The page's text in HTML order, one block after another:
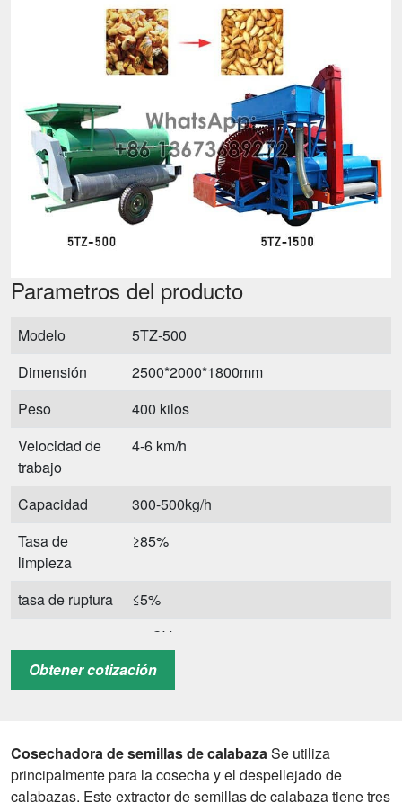
Parametros del producto
Modelo
5TZ-500
Dimensión
2500*2000*1800mm
Peso
400 kilos
Velocidad de
trabajo
4-6 km/h
Capacidad
300-500kg/h
Tasa de
limpieza
≥85%
tasa de ruptura
≤5%
30 CV
máximo poder
50 CV
Conectar forma
Enlace de tres puntos
Obtener cotización
Cosechadora de semillas de calabazaSe utiliza
principalmente para la cosecha y el despellejado de
calabazas. Este extractor de semillas de calabaza tiene tres